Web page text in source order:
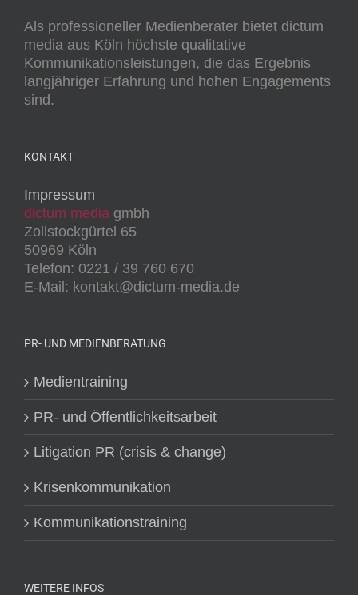
Als professioneller Medienberater bietet dictum
media aus Köln höchste qualitative
Kommunikationsleistungen, die das Ergebnis
langjähriger Erfahrung und hohen Engagements
sind.
KONTAKT
Impressum
dictum media gmbh
Zollstockgürtel 65
50969 Köln
Telefon: 0221 / 39 760 670
E-Mail: kontakt@dictum-media.de
PR- UND MEDIENBERATUNG
Medientraining
PR- und Öffentlichkeitsarbeit
Litigation PR (crisis & change)
Krisenkommunikation
Kommunikationstraining
WEITERE INFOS